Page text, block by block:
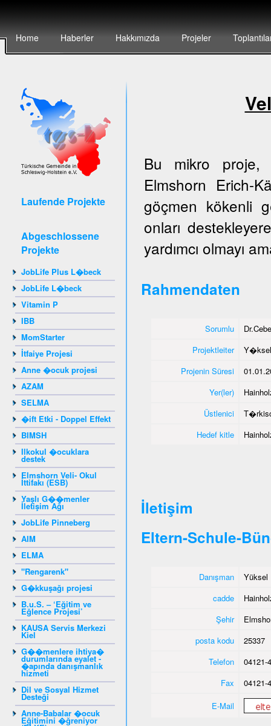
Home Haberler Hakkımızda Projeler
Laufende Projekte
Abgeschlossene
Projekte
JobLife Plus L�beck
JobLife L�beck
Vitamin P
IBB
MomStarter
İtfaiye Projesi
Anne �ocuk projesi
AZAM
SELMA
�ift Etki - Doppel Effekt
BIMSH
Ilkokul �ocuklara
destek
Elmshorn Veli- Okul
İttifakı (ESB)
Yaşlı G��menler
İletişim Ağı
JobLife Pinneberg
AIM
ELMA
"Rengarenk"
G�kkuşağı projesi
B.u.S. – ‘Eğitim ve
Eğlence Projesi’
KAUSA Servis Merkezi
Kiel
G��menlere ihtiya�
durumlarında eyalet -
�apında danışmanlık
hizmeti
Dil ve Sosyal Hizmet
Desteği
Anne-Babalar �ocuk
Eğitimini �ğreniyor
Bu mikro proje,
Elmshorn Erich-
göçmen kökenli
onları
yardımcı olmayı
Rahmendaten
Sorumlu
Projektleiter
Projenin Süresi
Yer(ler)
Üstlenici
Hedef kitle
İletişim
Eltern-Schule-
Danışman
Yüksel
cadde
Şehir
posta kodu
25337
Telefon
04121-
Fax
04121-
E-Mail